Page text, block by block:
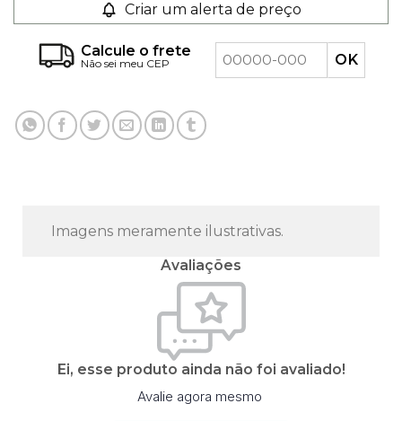
Criar um alerta de preço
Calcule o frete
Não sei meu CEP
Imagens meramente ilustrativas.
Avaliações
Ei, esse produto ainda não foi avaliado!
Avalie agora mesmo